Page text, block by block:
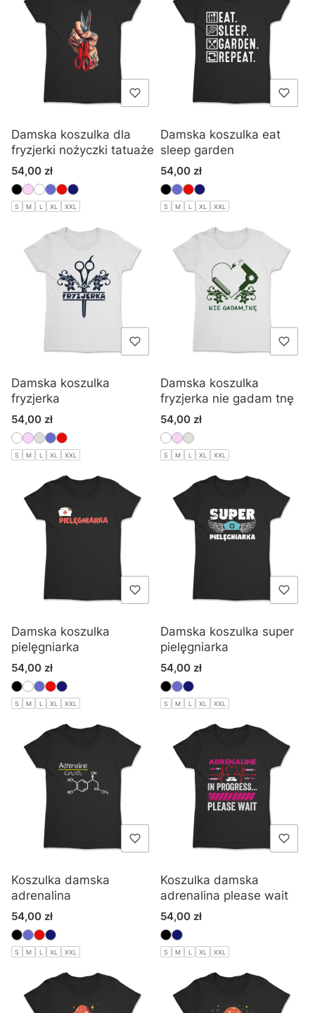
Damska koszulka dla
fryzjerki nożyczki tatuaże
Cena
54,00 zł
S M L XL XXL
Damska koszulka eat
sleep garden
Cena
54,00 zł
S M L XL XXL
Damska koszulka
fryzjerka
Cena
54,00 zł
S M L XL XXL
Damska koszulka
fryzjerka nie gadam tnę
Cena
54,00 zł
S M L XL XXL
Damska koszulka
pielęgniarka
Cena
54,00 zł
S M L XL XXL
Damska koszulka super
pielęgniarka
Cena
54,00 zł
S M L XL XXL
Koszulka damska
adrenalina
Cena
54,00 zł
S M L XL XXL
Koszulka damska
adrenalina please wait
Cena
54,00 zł
S M L XL XXL